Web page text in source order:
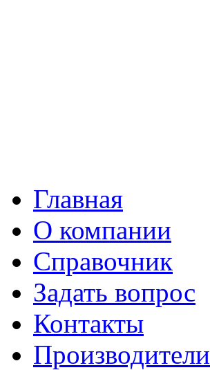
Главная
О компании
Справочник
Задать вопрос
Контакты
Производители